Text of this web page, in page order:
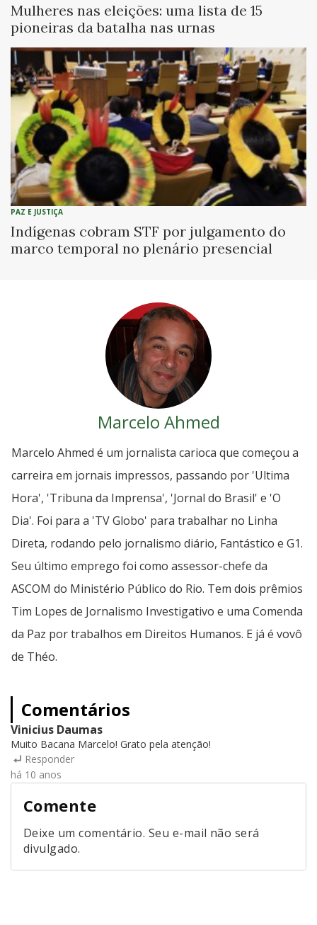
Mulheres nas eleições: uma lista de 15
pioneiras da batalha nas urnas
PAZ E JUSTIÇA
Indígenas cobram STF por julgamento do
marco temporal no plenário presencial
Marcelo Ahmed
Marcelo Ahmed é um jornalista carioca que começou a
carreira em jornais impressos, passando por 'Ultima
Hora', 'Tribuna da Imprensa', 'Jornal do Brasil' e 'O
Dia'. Foi para a 'TV Globo' para trabalhar no Linha
Direta, rodando pelo jornalismo diário, Fantástico e G1.
Seu último emprego foi como assessor-chefe da
ASCOM do Ministério Público do Rio. Tem dois prêmios
Tim Lopes de Jornalismo Investigativo e uma Comenda
da Paz por trabalhos em Direitos Humanos. E já é vovô
de Théo.
Comentários
Vinicius Daumas
Muito Bacana Marcelo! Grato pela atenção!
Responder
há 10 anos
Comente
Deixe um comentário. Seu e-mail não será
divulgado.